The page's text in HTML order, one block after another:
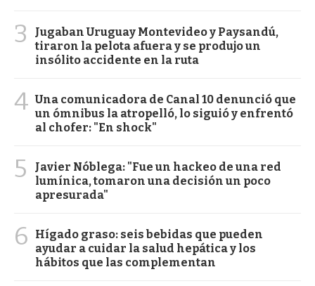
3
Jugaban Uruguay Montevideo y Paysandú,
tiraron la pelota afuera y se produjo un
insólito accidente en la ruta
4 Una comunicadora de Canal 10 denunció que
un ómnibus la atropelló, lo siguió y enfrentó
al chofer: "En shock"
5
Javier Nóblega: "Fue un hackeo de una red
lumínica, tomaron una decisión un poco
apresurada"
6
Hígado graso: seis bebidas que pueden
ayudar a cuidar la salud hepática y los
hábitos que las complementan